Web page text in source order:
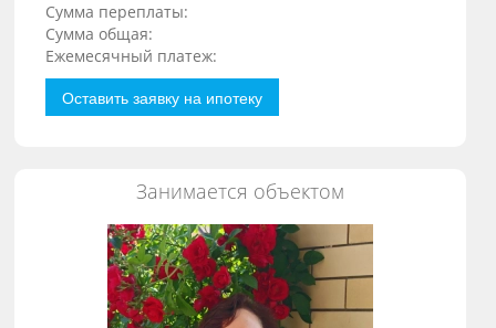
Сумма переплаты:
Сумма общая:
Ежемесячный платеж:
Оставить заявку на ипотеку
Занимается объектом